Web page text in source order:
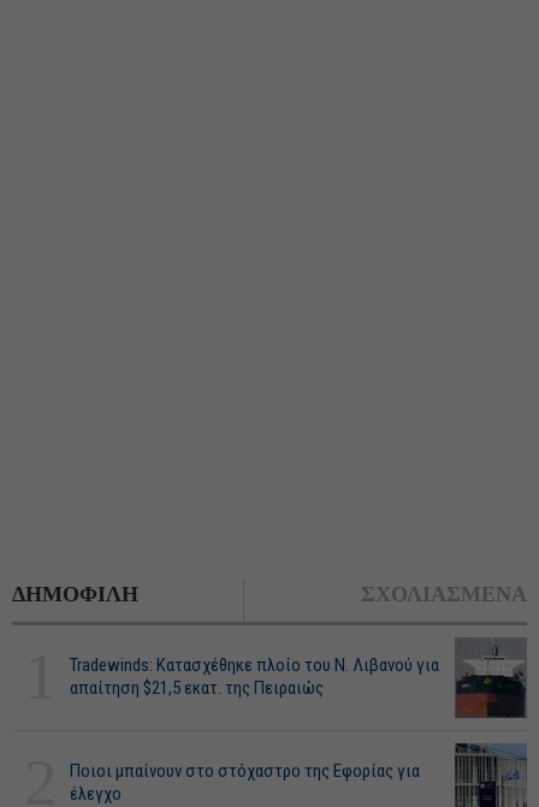
ΔΗΜΟΦΙΛΗ ΣΧΟΛΙΑΣΜΕΝΑ
Tradewinds: Κατασχέθηκε πλοίο του Ν. Λιβανού για
απαίτηση $21,5 εκατ. της Πειραιώς
Ποιοι μπαίνουν στο στόχαστρο της Εφορίας για
έλεγχο